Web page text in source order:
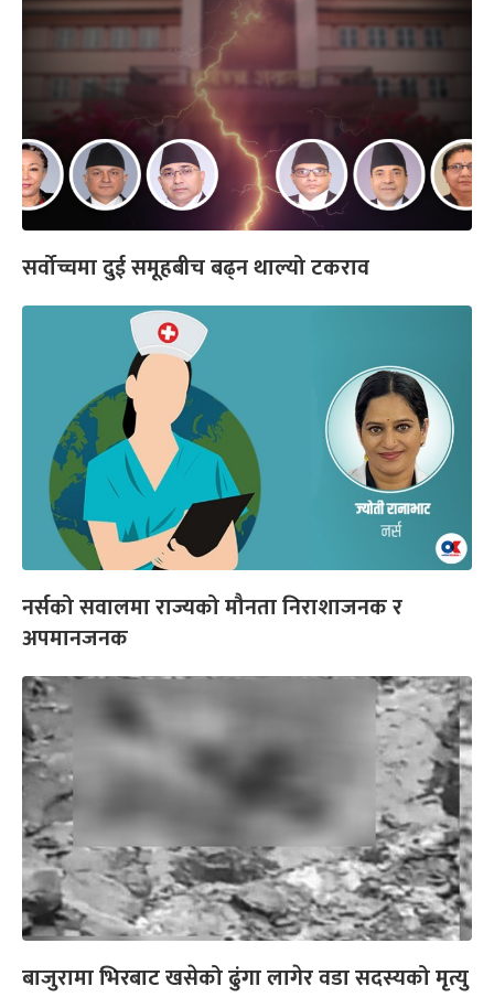
सर्वोच्चमा दुई समूहबीच बढ्न थाल्यो टकराव
नर्सको सवालमा राज्यको मौनता निराशाजनक र
अपमानजनक
बाजुरामा भिरबाट खसेको ढुंगा लागेर वडा सदस्यको मृत्यु